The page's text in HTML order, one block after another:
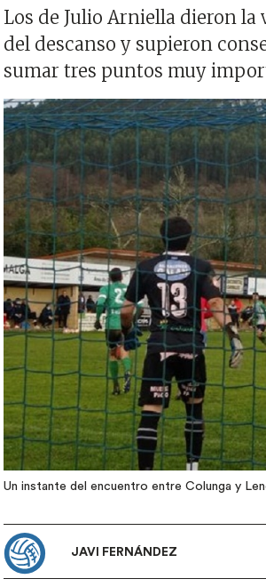
Los de Julio Arniella dieron
del descanso y supieron
sumar tres puntos muy
Imagen
Un instante del encuentro entre Colunga y
JAVI FERNÁNDEZ